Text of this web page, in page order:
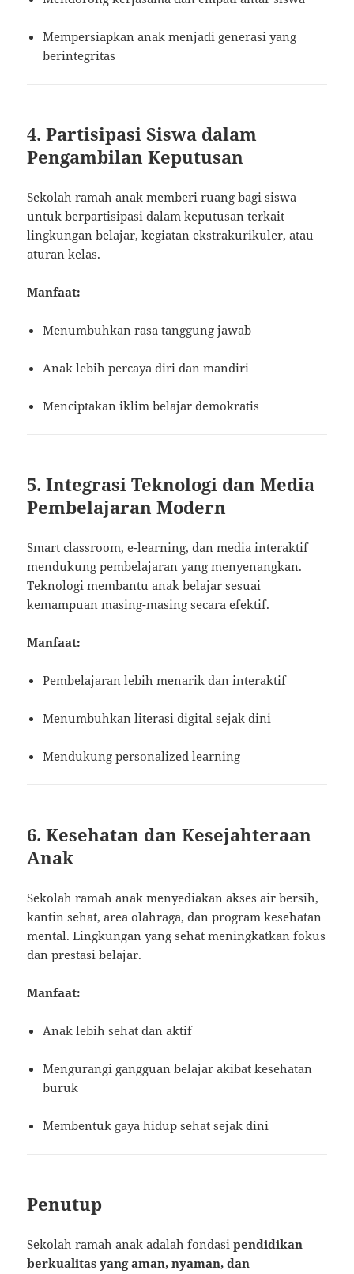
Mempersiapkan anak menjadi generasi yang
berintegritas
4. Partisipasi Siswa dalam
Pengambilan Keputusan
Sekolah ramah anak memberi ruang bagi siswa
untuk berpartisipasi dalam keputusan terkait
lingkungan belajar, kegiatan ekstrakurikuler, atau
aturan kelas.
Manfaat:
Menumbuhkan rasa tanggung jawab
Anak lebih percaya diri dan mandiri
Menciptakan iklim belajar demokratis
5. Integrasi Teknologi dan Media
Pembelajaran Modern
Smart classroom, e-learning, dan media interaktif
mendukung pembelajaran yang menyenangkan.
Teknologi membantu anak belajar sesuai
kemampuan masing-masing secara efektif.
Manfaat:
Pembelajaran lebih menarik dan interaktif
Menumbuhkan literasi digital sejak dini
Mendukung personalized learning
6. Kesehatan dan Kesejahteraan
Anak
Sekolah ramah anak menyediakan akses air bersih,
kantin sehat, area olahraga, dan program kesehatan
mental. Lingkungan yang sehat meningkatkan fokus
dan prestasi belajar.
Manfaat:
Anak lebih sehat dan aktif
Mengurangi gangguan belajar akibat kesehatan
buruk
Membentuk gaya hidup sehat sejak dini
Penutup
Sekolah ramah anak adalah fondasipendidikan
berkualitas yang aman, nyaman, dan